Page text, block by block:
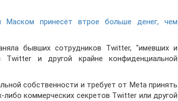
принесёт втрое больше денег, чем
бывших сотрудников Twitter, "имевших и
и другой крайне конфиденциальной
собственности и требует от Meta принять
коммерческих секретов Twitter или другой